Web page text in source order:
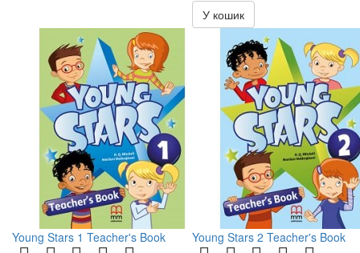
У кошик
Young Stars 1 Teacher's Book Young Stars 2 Teacher's Book